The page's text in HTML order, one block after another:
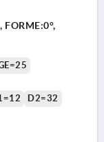
FORME:0°,
D2=32